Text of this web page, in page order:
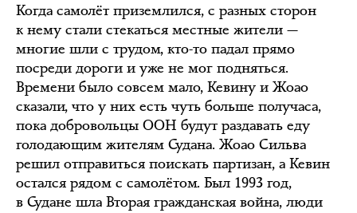
Когда самолёт приземлился, с разных сторон
к нему стали стекаться местные жители —
многие шли с трудом, кто-то падал прямо
посреди дороги и уже не мог подняться.
Времени было совсем мало, Кевину и Жоао
сказали, что у них есть чуть больше получаса,
пока добровольцы ООН будут раздавать еду
голодающим жителям Судана. Жоао Сильва
решил отправиться поискать партизан, а Кевин
остался рядом с самолётом. Был 1993 год,
в Судане шла Вторая гражданская война, люди